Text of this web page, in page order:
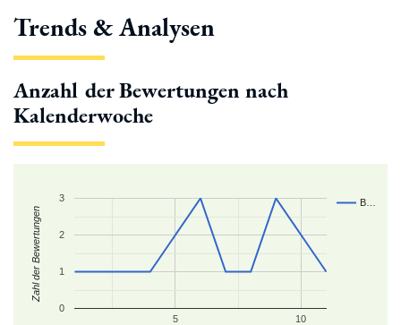
Trends & Analysen
Anzahl der Bewertungen nach
Kalenderwoche
B…
5 10
0
1
2
3
Zahl der Bewertungen